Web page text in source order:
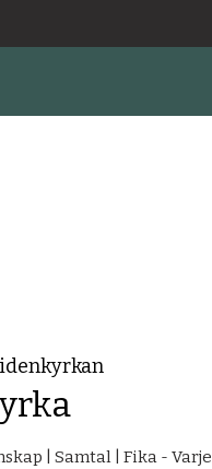
| Samtal | Fika - Varje